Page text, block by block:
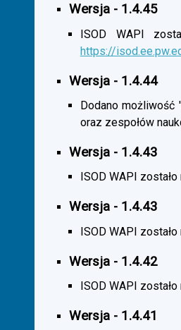
Wersja - 1.4.45
ISOD WAPI
https://
Wersja - 1.4.44
Dodano możliwość
oraz zespołów
Wersja - 1.4.43
ISOD WAPI
Wersja - 1.4.43
ISOD WAPI
Wersja - 1.4.42
ISOD WAPI
Wersja - 1.4.41